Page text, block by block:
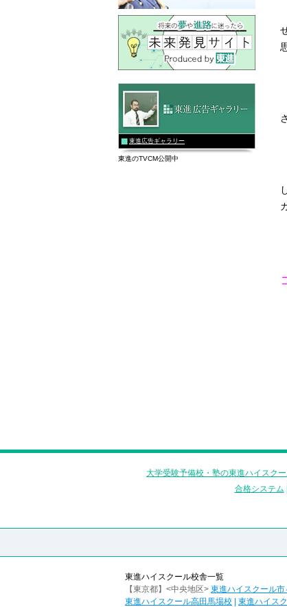
東進広告ギャラリー
東進のTVCM公開中
大学受験予備校・塾の東進ハイスク
合格システム
東進ハイスクール校舎一覧
【東京都】<中央地区> 東進ハイスクール市
東進ハイスクール高田馬場校
東進ハイス